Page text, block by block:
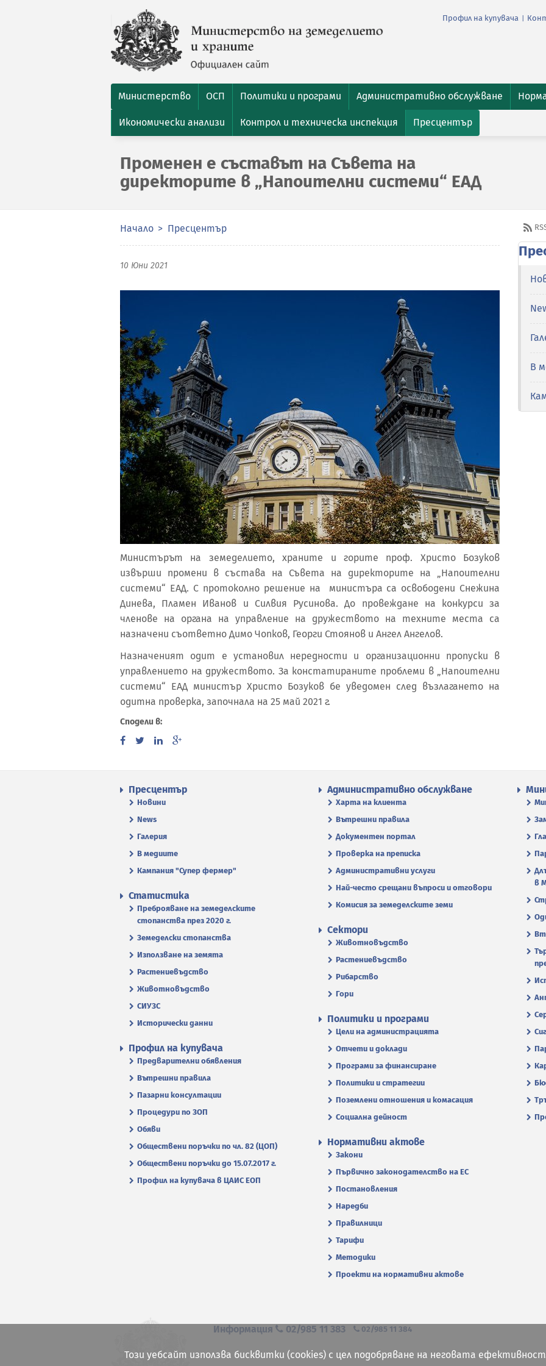
Профил на купувача
Министерство ОСП Политики и програми Административно обслужване
Икономически анализи Контрол и техническа инспекция Пресцентър
Променен е съставът на Съвета на
директорите в „Напоителни системи“ ЕАД
Начало Пресцентър
10 Юни 2021
Министърът на земеделието, храните и горите проф. Христо Бозуков
извърши промени в състава на Съвета на директорите на „Напоителни
системи“ ЕАД. С протоколно решение на министъра са освободени Снежина
Динева, Пламен Иванов и Силвия Русинова. До провеждане на конкурси за
членове на органа на управление на дружеството на техните места са
назначени съответно Димо Чопков, Георги Стоянов и Ангел Ангелов.
Назначеният одит е установил нередности и организационни пропуски в
управлението на дружеството. За констатираните проблеми в „Напоителни
системи“ ЕАД министър Христо Бозуков бе уведомен след възлагането на
одитна проверка, започнала на 25 май 2021 г.
Сподели в:
В
Пресцентър
Новини
News
Галерия
В медиите
Кампания "Супер фермер"
Административно обслужване
Харта на клиента
Вътрешни правила
Документен портал
Проверка на преписка
Административни услуги
Най-често срещани въпроси и отговори
Комисия за земеделските земи
в
Статистика
Преброяване на земеделските
стопанства през 2020 г.
Земеделски стопанства
Използване на земята
Растениевъдство
Животновъдство
СИУЗС
Исторически данни
Сектори
Животновъдство
Растениевъдство
Рибарство
Гори
Политики и програми
Цели на администрацията
Отчети и доклади
Програми за финансиране
Политики и стратегии
Поземлени отношения и комасация
Социална дейност
Профил на купувача
Предварителни обявления
Вътрешни правила
Пазарни консултации
Процедури по ЗОП
Обяви
Обществени поръчки по чл. 82 (ЦОП)
Обществени поръчки до 15.07.2017 г.
Профил на купувача в ЦАИС ЕОП
Нормативни актове
Закони
Първично законодателство на ЕС
Постановления
Наредби
Правилници
Тарифи
Методики
Проекти на нормативни актове
Информация 02/985 11 383 02/985 11 384
Този уебсайт използва бисквитки (cookies) с цел подобряване на неговата